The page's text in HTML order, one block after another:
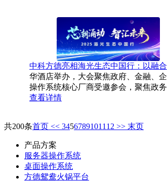
中科方德亮相海光生态中国行：以融
华酒店举办，大会聚焦政府、金融、
操作系统核心厂商受邀参会，聚焦政
查看详情
共200条首页 << 34567891011 12 >> 末页
产品方案
服务器操作系统
桌面操作系统
方德鸳鸯火锅平台